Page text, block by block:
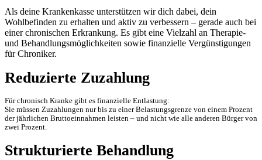
Als deine Krankenkasse unterstützen wir dich dabei, dein
Wohlbefinden zu erhalten und aktiv zu verbessern – gerade auch bei
einer chronischen Erkrankung. Es gibt eine Vielzahl an Therapie-
und Behandlungsmöglichkeiten sowie finanzielle Vergünstigungen
für Chroniker.
Reduzierte Zuzahlung
Für chronisch Kranke gibt es finanzielle Entlastung:
Sie müssen Zuzahlungen nur bis zu einer Belastungsgrenze von einem Prozent
der jährlichen Bruttoeinnahmen leisten – und nicht wie alle anderen Bürger von
zwei Prozent.
Strukturierte Behandlung